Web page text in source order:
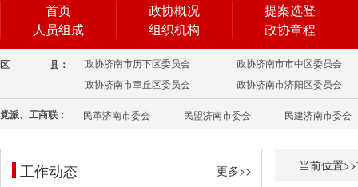
首页
人员组成
政协概况
组织机构
提案选登
政协章程
区 县： 政协济南市历下区委员会
政协济南市市中区委员会
政协济南市章丘区委员会
政协济南市济阳区委员会
党派、工商联： 民革济南市委会 民盟济南市委会 民建济南市委会
工作动态
更多>>
当前位置>>